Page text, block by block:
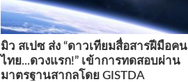
มิว สเปซ ส่ง “ดาวเทียมสื่อสารฝีมือคน
ไทย...ดวงแรก!” เข้าการทดสอบผ่าน
มาตรฐานสากลโดย GISTDA